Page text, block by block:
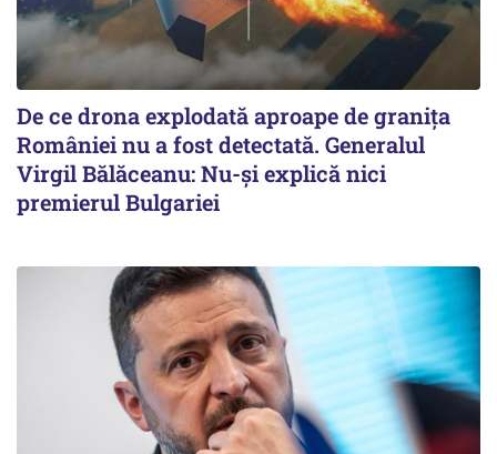
De ce drona explodată aproape de granița
României nu a fost detectată. Generalul
Virgil Bălăceanu: Nu-și explică nici
premierul Bulgariei